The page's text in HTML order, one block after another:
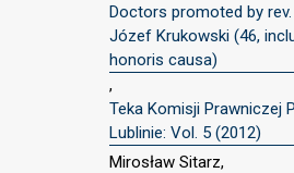
Doctors promoted by
Józef Krukowski (46,
honoris causa)
,
Teka Komisji Prawniczej
Lublinie: Vol. 5 (2012)
Mirosław Sitarz,